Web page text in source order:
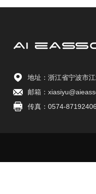
地址：浙江省宁波市
邮箱：
传真：0574-87192406